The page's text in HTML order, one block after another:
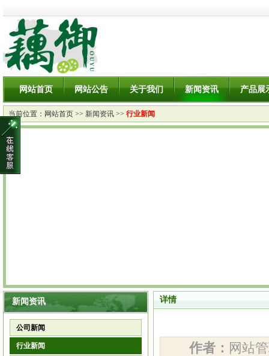
网站首页 网站公告 关于我们 新闻资讯 产品展
当前位置： 网站首页 >> 新闻资讯 >> 行业新闻
新闻资讯
公司新闻
行业新闻
详情
作者： 网站